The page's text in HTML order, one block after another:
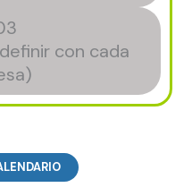
con cada